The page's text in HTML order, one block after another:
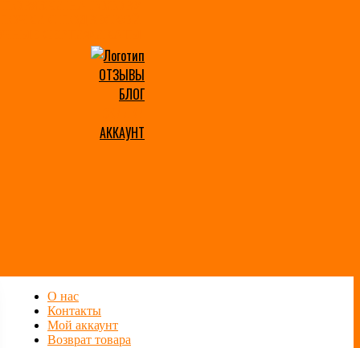
ОТЗЫВЫ
БЛОГ
АККАУНТ
О нас
Контакты
Мой аккаунт
Возврат товара